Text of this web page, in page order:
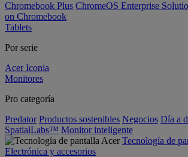
Chromebook Plus ChromeOS Enterprise
on Chromebook
Tablets
Por serie
Acer Iconia
Monitores
Pro categoría
Predator Productos sostenibles Negocios Día a
SpatialLabs™ Monitor inteligente
Tecnología de
Electrónica y accesorios